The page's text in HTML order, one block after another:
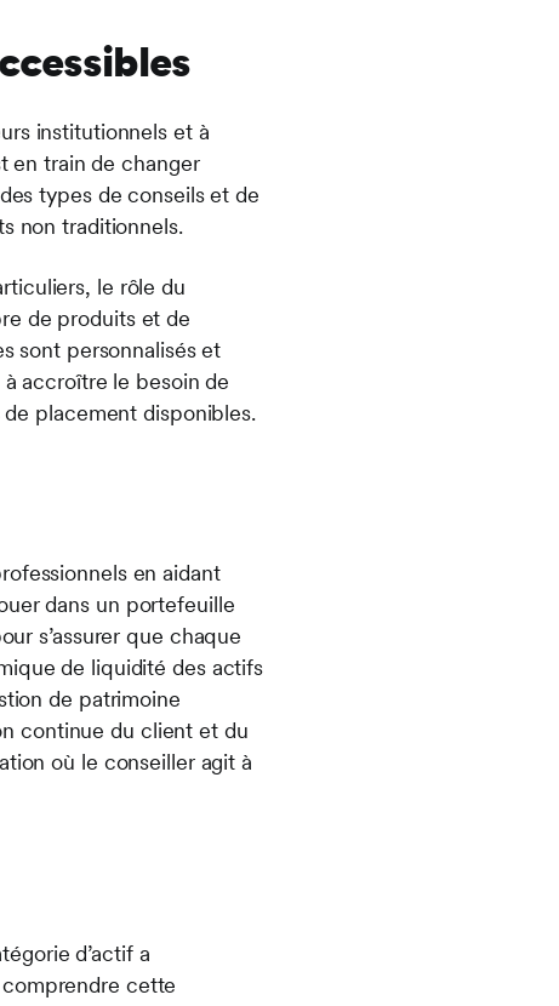
institutionnels et à
en train de changer
types de conseils et de
non traditionnels.
le rôle du
de produits et de
sont personnalisés et
accroître le besoin de
de placement disponibles.
en aidant
dans un portefeuille
s’assurer que chaque
de liquidité des actifs
de patrimoine
continue du client et du
où le conseiller agit à
d’actif a
cette